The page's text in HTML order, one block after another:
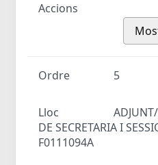
Accions
Ordre 5
Lloc
DE SECRETARIA I
F0111094A